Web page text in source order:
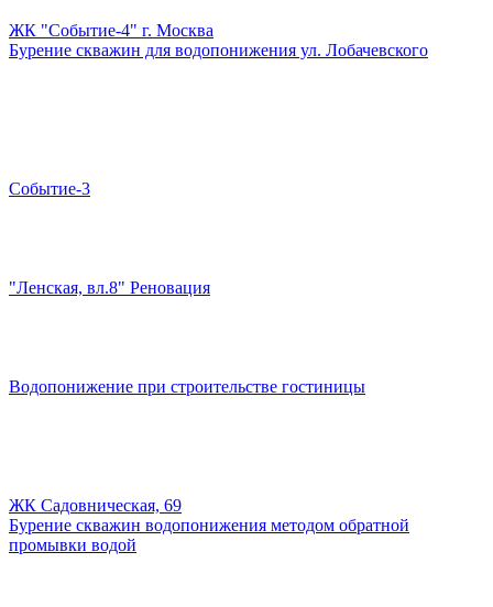
ЖК "Событие-4" г. Москва
Бурение скважин для водопонижения ул. Лобачевского
Событие-3
"Ленская, вл.8" Реновация
Водопонижение при строительстве гостиницы
ЖК Садовническая, 69
Бурение скважин водопонижения методом обратной
промывки водой